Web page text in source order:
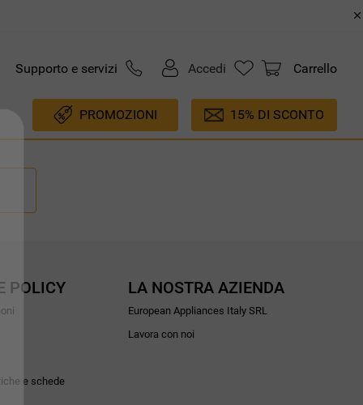
Supporto e servizi Accedi Carrello
PROMOZIONI 15% DI SCONTO
POLICY
e schede
LA NOSTRA AZIENDA
European Appliances Italy SRL
Lavora con noi